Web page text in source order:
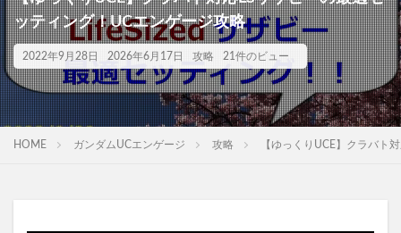
ッティング！UCエンゲージ攻略
2022年9月28日 2026年6月17日 攻略 21件のビュー
HOME ガンダムUCエンゲージ 攻略 【ゆっくりUCE】クラバト